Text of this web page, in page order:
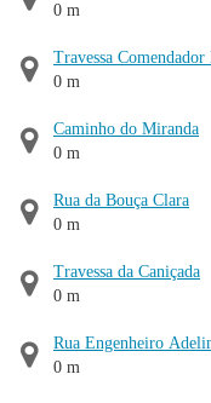
0 m
Travessa
0 m
Caminho do Miranda
0 m
Rua da Bouça Clara
0 m
Travessa da Caniçada
0 m
Rua Engenheiro
0 m